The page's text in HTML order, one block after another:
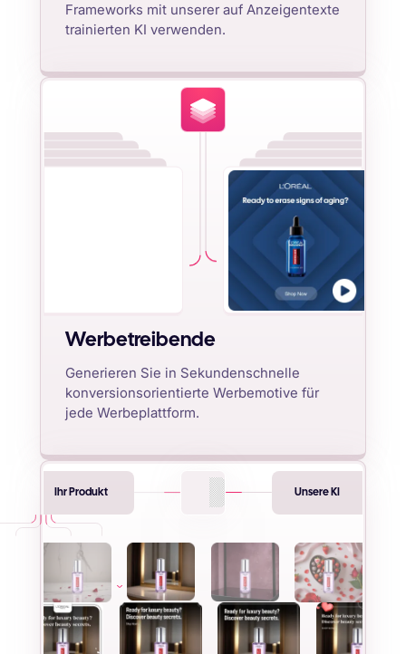
Frameworks mit unserer auf Anzeigentexte
trainierten KI verwenden.
Werbetreibende
Generieren Sie in Sekundenschnelle
konversionsorientierte Werbemotive für
jede Werbeplattform.
Ihr Produkt Unsere KI